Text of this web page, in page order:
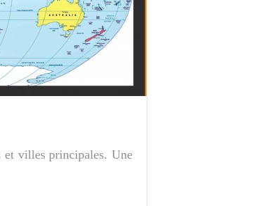
et villes principales. Une